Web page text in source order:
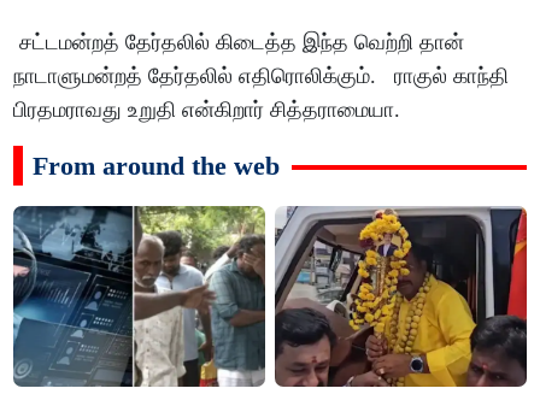
சட்டமன்றத் தேர்தலில் கிடைத்த இந்த வெற்றி தான்
நாடாளுமன்றத் தேர்தலில் எதிரொலிக்கும். ராகுல் காந்தி
பிரதமராவது உறுதி என்கிறார் சித்தராமையா.
From around the web